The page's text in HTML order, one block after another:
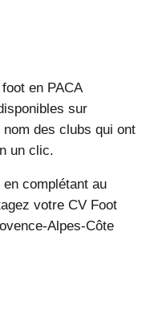
en PACA
sur
nom des clubs qui ont
un clic.
complétant au
votre CV Foot
Alpes-Côte